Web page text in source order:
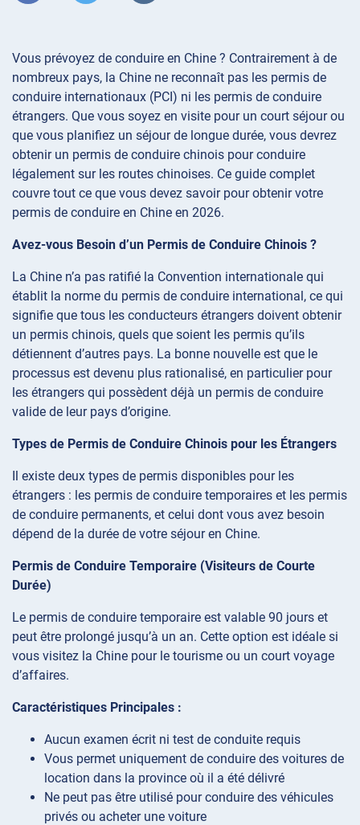
Vous prévoyez de conduire en Chine ? Contrairement à de
nombreux pays, la Chine ne reconnaît pas les permis de
conduire internationaux (PCI) ni les permis de conduire
étrangers. Que vous soyez en visite pour un court séjour ou
que vous planifiez un séjour de longue durée, vous devrez
obtenir un permis de conduire chinois pour conduire
légalement sur les routes chinoises. Ce guide complet
couvre tout ce que vous devez savoir pour obtenir votre
permis de conduire en Chine en 2026.
Avez-vous Besoin d’un Permis de Conduire Chinois ?
La Chine n’a pas ratifié la Convention internationale qui
établit la norme du permis de conduire international, ce qui
signifie que tous les conducteurs étrangers doivent obtenir
un permis chinois, quels que soient les permis qu’ils
détiennent d’autres pays. La bonne nouvelle est que le
processus est devenu plus rationalisé, en particulier pour
les étrangers qui possèdent déjà un permis de conduire
valide de leur pays d’origine.
Types de Permis de Conduire Chinois pour les Étrangers
Il existe deux types de permis disponibles pour les
étrangers : les permis de conduire temporaires et les permis
de conduire permanents, et celui dont vous avez besoin
dépend de la durée de votre séjour en Chine.
Permis de Conduire Temporaire (Visiteurs de Courte
Durée)
Le permis de conduire temporaire est valable 90 jours et
peut être prolongé jusqu’à un an. Cette option est idéale si
vous visitez la Chine pour le tourisme ou un court voyage
d’affaires.
Caractéristiques Principales :
Aucun examen écrit ni test de conduite requis
Vous permet uniquement de conduire des voitures de
location dans la province où il a été délivré
Ne peut pas être utilisé pour conduire des véhicules
privés ou acheter une voiture